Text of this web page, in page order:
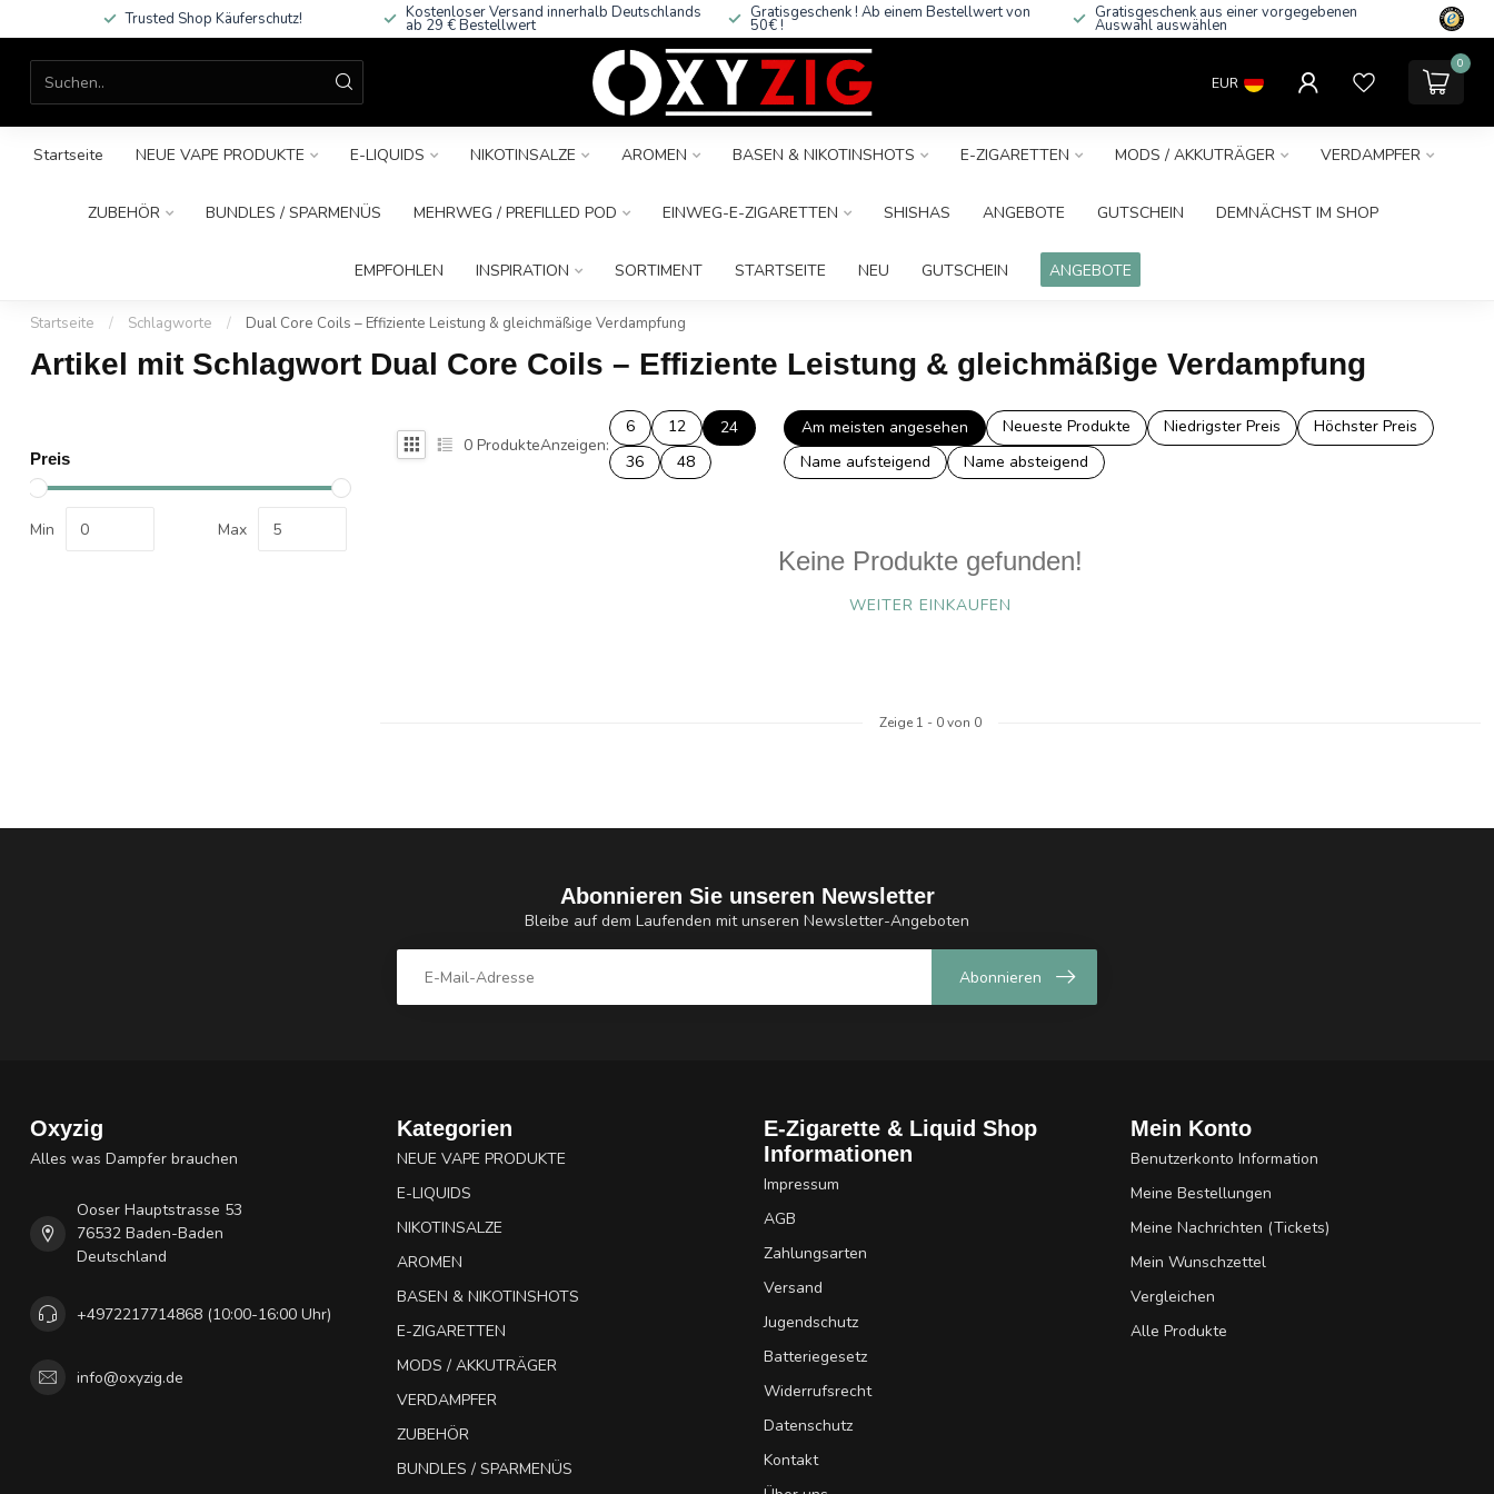
Trusted Shop Käuferschutz! Kostenloser Versand innerhalb Deutschlands
ab 29 € Bestellwert
Gratisgeschenk ! Ab einem Bestellwert von
50€ !
Gratisgeschenk aus einer vorgegebenen
Auswahl auswählen
EUR
0
Startseite NEUE VAPE PRODUKTE E-LIQUIDS NIKOTINSALZE AROMEN BASEN & NIKOTINSHOTS E-ZIGARETTEN MODS / AKKUTRÄGER VERDAMPFER
ZUBEHÖR BUNDLES / SPARMENÜS MEHRWEG / PREFILLED POD EINWEG-E-ZIGARETTEN SHISHAS ANGEBOTE GUTSCHEIN DEMNÄCHST IM SHOP
EMPFOHLEN INSPIRATION SORTIMENT STARTSEITE NEU GUTSCHEIN ANGEBOTE
Startseite / Schlagworte / Dual Core Coils – Effiziente Leistung & gleichmäßige Verdampfung
Artikel mit Schlagwort Dual Core Coils – Effiziente Leistung & gleichmäßige Verdampfung
Preis
Min Max
0 ProdukteAnzeigen:
6 12
24
36
48
Am meisten angesehen Neueste Produkte Niedrigster Preis
Höchster Preis
Name aufsteigend
Name absteigend
Keine Produkte gefunden!
WEITER EINKAUFEN
Zeige 1 - 0von 0
Abonnieren Sie unseren Newsletter
Bleibe auf dem Laufenden mit unseren Newsletter-Angeboten
Abonnieren
Oxyzig
Alles was Dampfer brauchen
Ooser Hauptstrasse 53
76532 Baden-Baden
Deutschland
+4972217714868 (10:00-16:00 Uhr)
info@oxyzig.de
Kategorien
NEUE VAPE PRODUKTE
E-LIQUIDS
NIKOTINSALZE
AROMEN
BASEN & NIKOTINSHOTS
E-ZIGARETTEN
MODS / AKKUTRÄGER
VERDAMPFER
ZUBEHÖR
BUNDLES / SPARMENÜS
E-Zigarette & Liquid Shop
Informationen
Impressum
AGB
Zahlungsarten
Versand
Jugendschutz
Batteriegesetz
Widerrufsrecht
Datenschutz
Kontakt
Mein Konto
Benutzerkonto Information
Meine Bestellungen
Meine Nachrichten (Tickets)
Mein Wunschzettel
Vergleichen
Alle Produkte